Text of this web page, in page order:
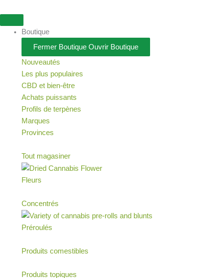
au
contenuBoutique
Fermer Boutique Ouvrir Boutique
Nouveautés
Les plus populaires
CBD et bien-être
Achats puissants
Profils de terpènes
Marques
Provinces
Tout magasiner
Fleurs
Concentrés
Préroulés
Produits comestibles
Produits topiques